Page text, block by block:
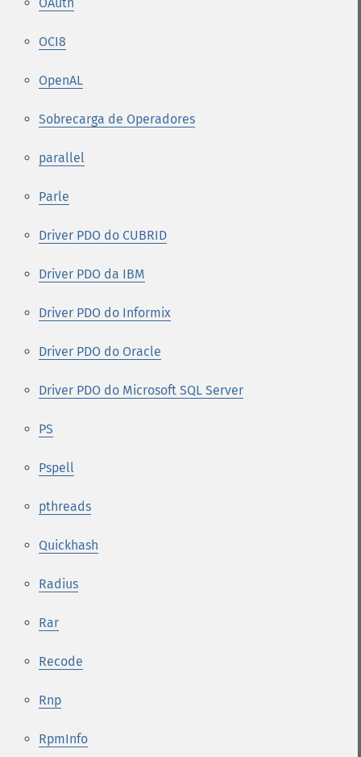
OCI8
OpenAL
Sobrecarga de Operadores
parallel
Parle
Driver PDO do CUBRID
Driver PDO da IBM
Driver PDO do Informix
Driver PDO do Oracle
Driver PDO do Microsoft SQL Server
PS
Pspell
pthreads
Quickhash
Radius
Rar
Recode
Rnp
RpmInfo